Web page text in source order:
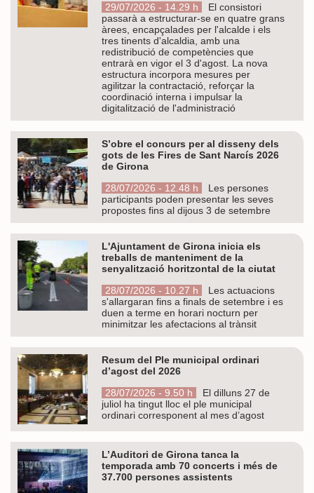
29/07/2026 - 14.29 h
El consistori
passarà a estructurar-se en quatre grans
àrees, encapçalades per l'alcalde i els
tres tinents d'alcaldia, amb una
redistribució de competències que
entrarà en vigor el 3 d'agost. La nova
estructura incorpora mesures per
agilitzar la contractació, reforçar la
coordinació interna i impulsar la
digitalització de l'administració
S’obre el concurs per al disseny dels
gots de les Fires de Sant Narcís 2026
de Girona
28/07/2026 - 12.48 h
Les persones
participants poden presentar les seves
propostes fins al dijous 3 de setembre
L'Ajuntament de Girona inicia els
treballs de manteniment de la
senyalització horitzontal de la ciutat
28/07/2026 - 10.27 h
Les actuacions
s'allargaran fins a finals de setembre i es
duen a terme en horari nocturn per
minimitzar les afectacions al trànsit
Resum del Ple municipal ordinari
d’agost del 2026
28/07/2026 - 9.50 h
El dilluns 27 de
juliol ha tingut lloc el ple municipal
ordinari corresponent al mes d’agost
L’Auditori de Girona tanca la
temporada amb 70 concerts i més de
37.700 persones assistents